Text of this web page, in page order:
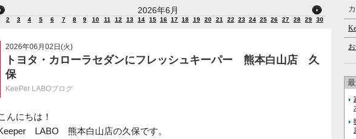
2026年6月
2 3 4 5 6 7 8 9 10 11 12 13 14 15 16 17 18 19 20 21 22 23 24 25 26 27 28 29 30
2026年06月02日(火)
トヨタ・カローラセダンにフレッシュキーパー 熊本白山店 久
保
KeePer LABOブログ
んにちは！
LABO 熊本白山店の久保です。